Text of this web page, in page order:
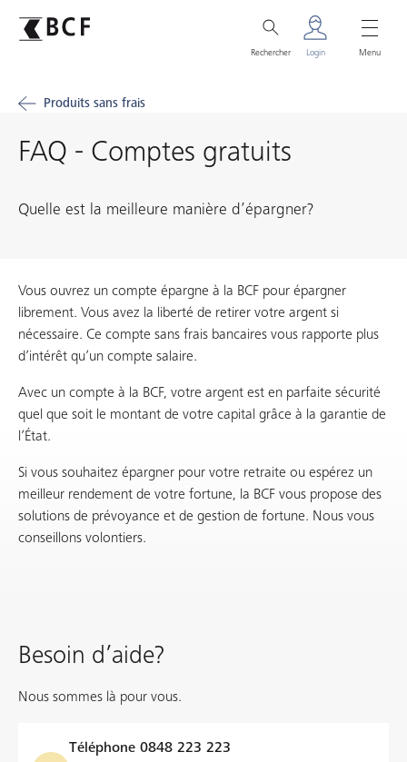
Rechercher Login Menu
Produits sans frais
FAQ - Comptes gratuits
Quelle est la meilleure manière d’épargner?
Vous ouvrez un compte épargne à la BCF pour épargner
librement. Vous avez la liberté de retirer votre argent si
nécessaire. Ce compte sans frais bancaires vous rapporte plus
d’intérêt qu’un compte salaire.
Avec un compte à la BCF, votre argent est en parfaite sécurité
quel que soit le montant de votre capital grâce à la garantie de
l’État.
Si vous souhaitez épargner pour votre retraite ou espérez un
meilleur rendement de votre fortune, la BCF vous propose des
solutions de prévoyance et de gestion de fortune. Nous vous
conseillons volontiers.
Besoin d’aide?
Nous sommes là pour vous.
Téléphone 0848 223 223